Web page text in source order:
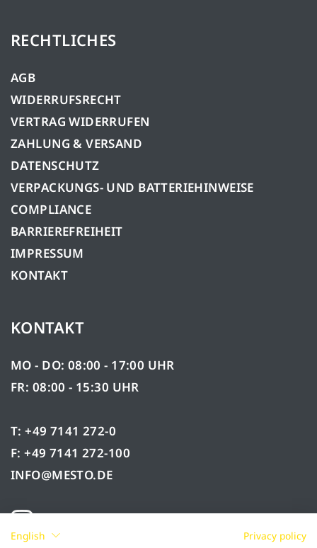
RECHTLICHES
AGB
WIDERRUFSRECHT
VERTRAG WIDERRUFEN
ZAHLUNG & VERSAND
DATENSCHUTZ
VERPACKUNGS- UND BATTERIEHINWEISE
COMPLIANCE
BARRIEREFREIHEIT
IMPRESSUM
KONTAKT
KONTAKT
MO - DO: 08:00 - 17:00 UHR
FR: 08:00 - 15:30 UHR
T: +49 7141 272-0
F: +49 7141 272-100
INFO@MESTO.DE
English
Privacy policy